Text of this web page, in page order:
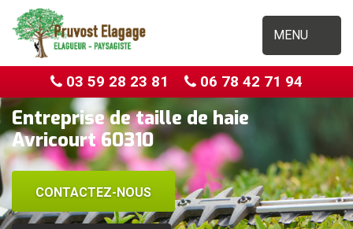
MENU
03 59 28 23 81 06 78 42 71 94
Entreprise de taille de haie
Avricourt 60310
CONTACTEZ-NOUS